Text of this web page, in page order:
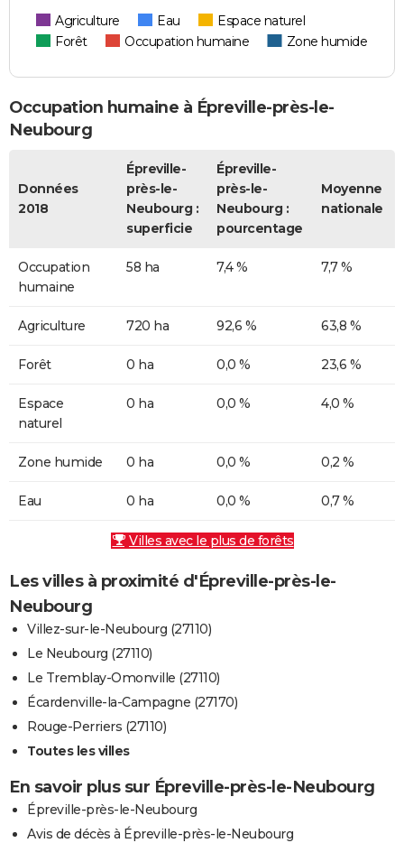
Agriculture Eau
Espace naturel
Forêt
Occupation humaine Zone humide
Occupation humaine à Épreville-près-le-
Neubourg
Données
2018
Épreville-
près-le-
Neubourg :
superficie
Épreville-
près-le-
Neubourg :
pourcentage
Moyenne
nationale
Occupation
humaine
58 ha 7,4 % 7,7 %
Agriculture 720 ha 92,6 % 63,8 %
Forêt 0 ha 0,0 % 23,6 %
Espace
naturel
0 ha 0,0 % 4,0 %
Zone humide 0 ha 0,0 % 0,2 %
Eau 0 ha 0,0 % 0,7 %
Villes avec le plus de forêts
Les villes à proximité d'Épreville-près-le-
Neubourg
Villez-sur-le-Neubourg (27110)
Le Neubourg (27110)
Le Tremblay-Omonville (27110)
Écardenville-la-Campagne (27170)
Rouge-Perriers (27110)
Toutes les villes
En savoir plus sur Épreville-près-le-Neubourg
Épreville-près-le-Neubourg
Avis de décès à Épreville-près-le-Neubourg